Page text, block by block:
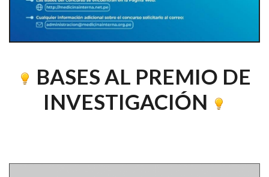
BASES AL PREMIO DE
INVESTIGACIÓN